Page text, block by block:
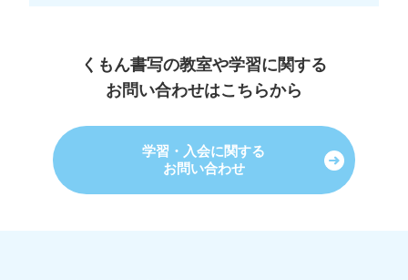
くもん書写の教室や学習に関する
お問い合わせはこちらから
学習・入会に関する
お問い合わせ